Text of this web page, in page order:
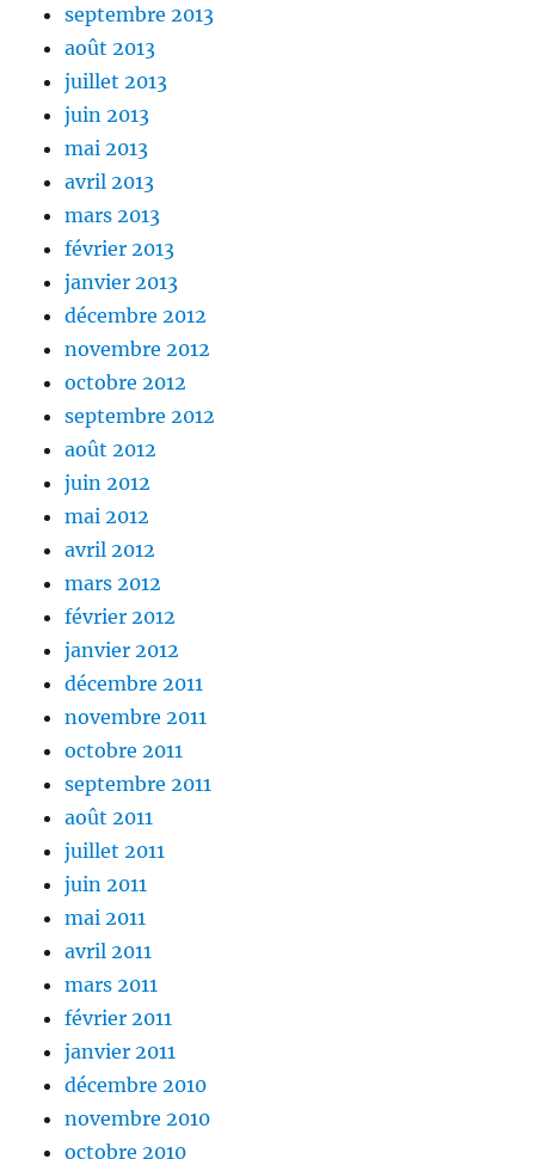
septembre 2013
août 2013
juillet 2013
juin 2013
mai 2013
avril 2013
mars 2013
février 2013
janvier 2013
décembre 2012
novembre 2012
octobre 2012
septembre 2012
août 2012
juin 2012
mai 2012
avril 2012
mars 2012
février 2012
janvier 2012
décembre 2011
novembre 2011
octobre 2011
septembre 2011
août 2011
juillet 2011
juin 2011
mai 2011
avril 2011
mars 2011
février 2011
janvier 2011
décembre 2010
novembre 2010
octobre 2010